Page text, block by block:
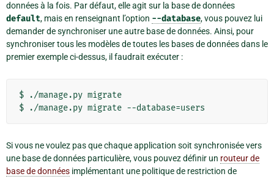
données à la fois. Par défaut, elle agit sur la base de données
default, mais en renseignant l’option --database, vous pouvez lui
demander de synchroniser une autre base de données. Ainsi, pour
synchroniser tous les modèles de toutes les bases de données dans le
premier exemple ci-dessus, il faudrait exécuter :
$ ./manage.py migrate
Si vous ne voulez pas que chaque application soit synchronisée vers
une base de données particulière, vous pouvez définir un routeur de
base de données implémentant une politique de restriction de